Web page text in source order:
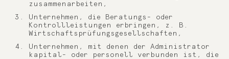
zusammenarbeiten,
Unternehmen, die Beratungs- oder
Kontrollleistungen erbringen, z. B.
Wirtschaftsprüfungsgesellschaften,
Unternehmen, mit denen der Administrator
kapital- oder personell verbunden ist, die